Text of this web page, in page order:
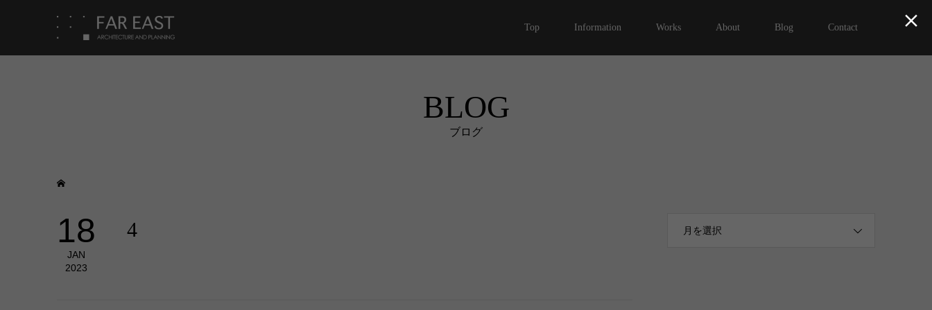
Top Information Works About Blog Contact
BLOG
ブログ
18
JAN
2023
4 月を選択
